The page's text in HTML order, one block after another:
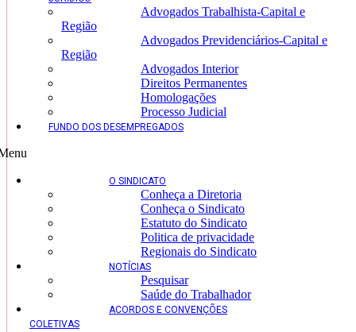
Advogados Trabalhista-Capital e
Região
Advogados Previdenciários-Capital e
Região
Advogados Interior
Direitos Permanentes
Homologações
Processo Judicial
FUNDO DOS DESEMPREGADOS
O SINDICATO
Conheça a Diretoria
Conheça o Sindicato
Estatuto do Sindicato
Politica de privacidade
Regionais do Sindicato
NOTÍCIAS
Pesquisar
Saúde do Trabalhador
ACORDOS E CONVENÇÕES
COLETIVAS